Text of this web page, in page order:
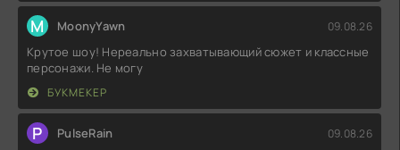
M MoonyYawn 09.08.26
Крутое шоу! Нереально захватывающий сюжет и классные
персонажи. Не могу
БУКМЕКЕР
P PulseRain 09.08.26